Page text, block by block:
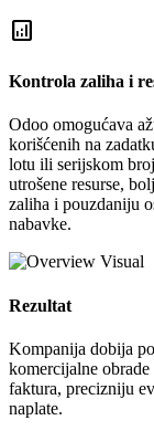
analytics
Kontrola zaliha i
Odoo omogućava
korišćenih na
lotu ili serijskom
utrošene resurse,
zaliha i pouzdaniju
nabavke.
Rezultat
Kompanija dobija
komercijalne
faktura, precizniju
naplate.